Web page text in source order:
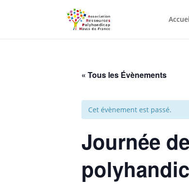
« Tous les Évènements
Cet évènement est passé.
Journée